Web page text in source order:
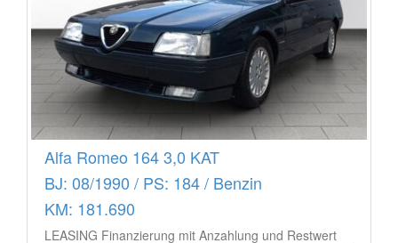
Alfa Romeo 164 3,0 KAT
BJ: 08/1990 / PS: 184 / Benzin
KM: 181.690
LEASING Finanzierung mit Anzahlung und Restwert